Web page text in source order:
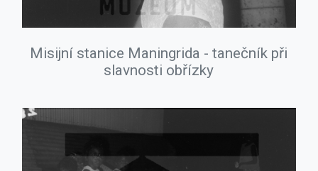
Misijní stanice Maningrida - tanečník při
slavnosti obřízky